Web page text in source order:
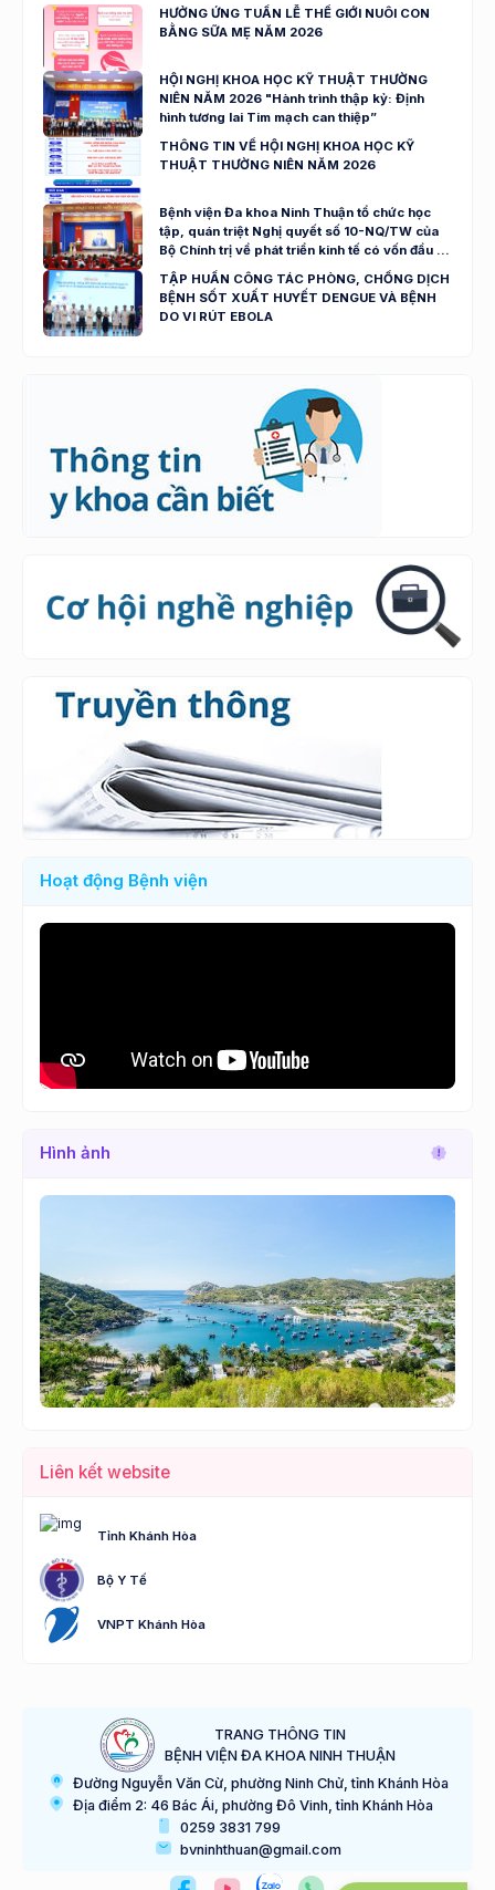
HƯỞNG ỨNG TUẦN LỄ THẾ GIỚI NUÔI CON
BẰNG SỮA MẸ NĂM 2026
HỘI NGHỊ KHOA HỌC KỸ THUẬT THƯỜNG
NIÊN NĂM 2026 "Hành trình thập kỷ: Định
hình tương lai Tim mạch can thiệp”
THÔNG TIN VỀ HỘI NGHỊ KHOA HỌC KỸ
THUẬT THƯỜNG NIÊN NĂM 2026
Bệnh viện Đa khoa Ninh Thuận tổ chức học
tập, quán triệt Nghị quyết số 10-NQ/TW của
Bộ Chính trị về phát triển kinh tế có vốn đầu tư
nước ngoài
TẬP HUẤN CÔNG TÁC PHÒNG, CHỐNG DỊCH
BỆNH SỐT XUẤT HUYẾT DENGUE VÀ BỆNH
DO VI RÚT EBOLA
Hoạt động Bệnh viện
Hình ảnh
Lùi Tới
Liên kết website
Tỉnh Khánh Hòa
Bộ Y Tế
VNPT Khánh Hòa
TRANG THÔNG TIN
BỆNH VIỆN ĐA KHOA NINH THUẬN
Đường Nguyễn Văn Cừ, phường Ninh Chử, tỉnh Khánh Hòa
Địa điểm 2: 46 Bác Ái, phường Đô Vinh, tỉnh Khánh Hòa
0259 3831 799
bvninhthuan@gmail.com